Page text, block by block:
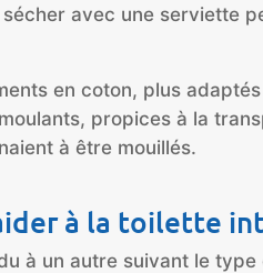
avec une serviette
en coton, plus adaptés
propices à la
à être mouillés.
à la toilette
à un autre suivant le